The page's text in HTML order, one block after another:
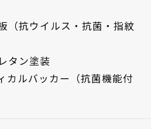
（抗ウイルス・抗菌・指紋
タン塗装
カルバッカー（抗菌機能付